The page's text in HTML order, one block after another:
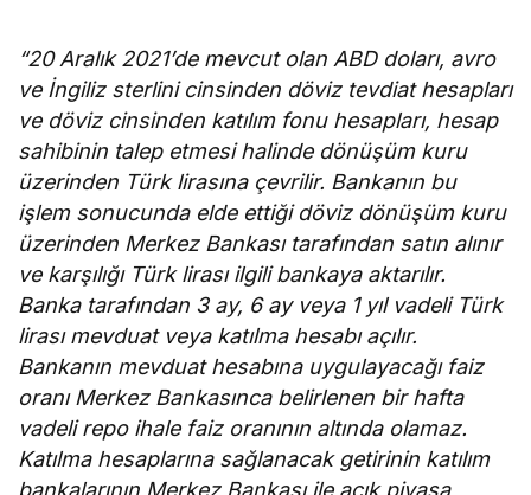
“20 Aralık 2021’de mevcut olan ABD doları, avro
ve İngiliz sterlini cinsinden döviz tevdiat hesapları
ve döviz cinsinden katılım fonu hesapları, hesap
sahibinin talep etmesi halinde dönüşüm kuru
üzerinden Türk lirasına çevrilir. Bankanın bu
işlem sonucunda elde ettiği döviz dönüşüm kuru
üzerinden Merkez Bankası tarafından satın alınır
ve karşılığı Türk lirası ilgili bankaya aktarılır.
Banka tarafından 3 ay, 6 ay veya 1 yıl vadeli Türk
lirası mevduat veya katılma hesabı açılır.
Bankanın mevduat hesabına uygulayacağı faiz
oranı Merkez Bankasınca belirlenen bir hafta
vadeli repo ihale faiz oranının altında olamaz.
Katılma hesaplarına sağlanacak getirinin katılım
bankalarının Merkez Bankası ile açık piyasa